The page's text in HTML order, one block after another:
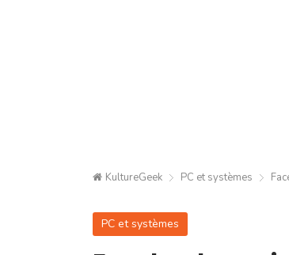
KultureGeek PC et systèmes
PC et systèmes